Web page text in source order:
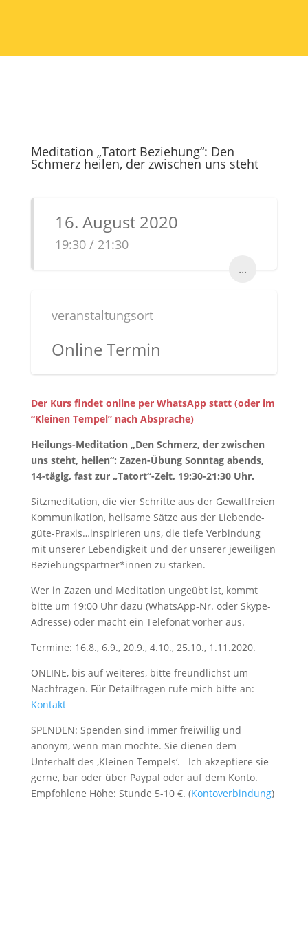
Meditation „Tatort Beziehung“: Den
Schmerz heilen, der zwischen uns steht
16. August 2020
19:30 / 21:30
...
veranstaltungsort
Online Termin
Der Kurs findet online per WhatsApp statt (oder im
“Kleinen Tempel” nach Absprache)
Heilungs-Meditation „Den Schmerz, der zwischen
uns steht, heilen“: Zazen-Übung Sonntag abends,
14-tägig, fast zur „Tatort“-Zeit, 19:30-21:30 Uhr.
Sitzmeditation, die vier Schritte aus der Gewaltfreien
Kommunikation, heilsame Sätze aus der Liebende-
güte-Praxis…inspirieren uns, die tiefe Verbindung
mit unserer Lebendigkeit und der unserer jeweiligen
Beziehungspartner*innen zu stärken.
Wer in Zazen und Meditation ungeübt ist, kommt
bitte um 19:00 Uhr dazu (WhatsApp-Nr. oder Skype-
Adresse) oder macht ein Telefonat vorher aus.
Termine: 16.8., 6.9., 20.9., 4.10., 25.10., 1.11.2020.
ONLINE, bis auf weiteres, bitte freundlichst um
Nachfragen. Für Detailfragen rufe mich bitte an:
Kontakt
SPENDEN: Spenden sind immer freiwillig und
anonym, wenn man möchte. Sie dienen dem
Unterhalt des ‚Kleinen Tempels‘. Ich akzeptiere sie
gerne, bar oder über Paypal oder auf dem Konto.
Empfohlene Höhe: Stunde 5-10 €. (Kontoverbindung)